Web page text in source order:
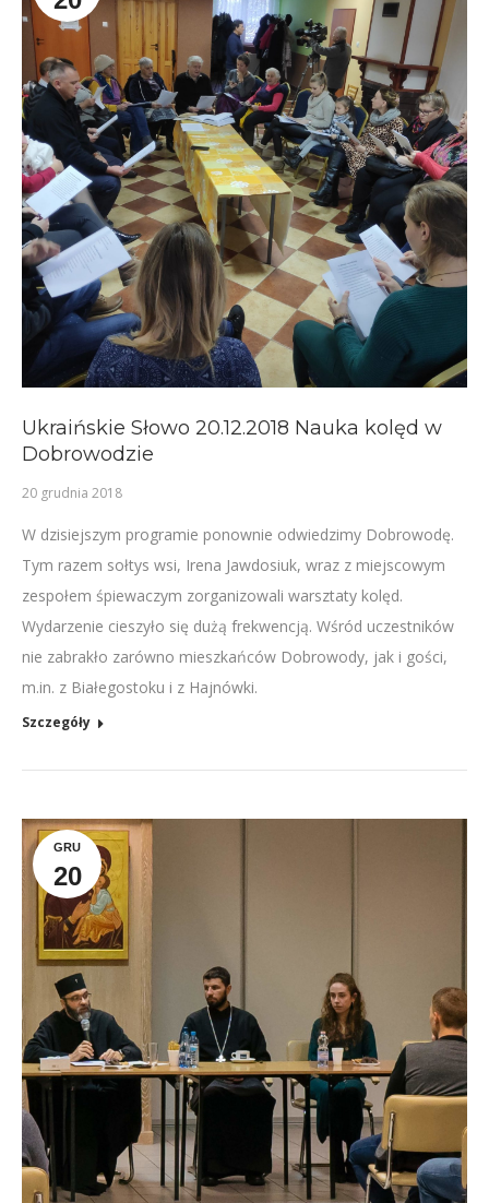
Ukraińskie Słowo 20.12.2018 Nauka kolęd w
Dobrowodzie
20 grudnia 2018
W dzisiejszym programie ponownie odwiedzimy Dobrowodę.
Tym razem sołtys wsi, Irena Jawdosiuk, wraz z miejscowym
zespołem śpiewaczym zorganizowali warsztaty kolęd.
Wydarzenie cieszyło się dużą frekwencją. Wśród uczestników
nie zabrakło zarówno mieszkańców Dobrowody, jak i gości,
m.in. z Białegostoku i z Hajnówki.
Szczegóły
GRU
20